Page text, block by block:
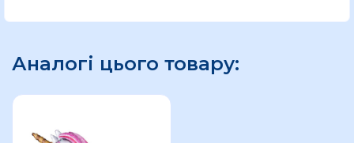
Аналогі цього товару: